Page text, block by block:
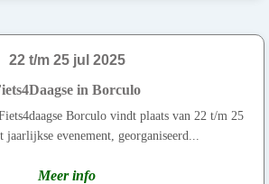
22 t/m 25 jul 2025
in Borculo
Borculo vindt plaats van 22 t/m 25
evenement, georganiseerd...
Meer info